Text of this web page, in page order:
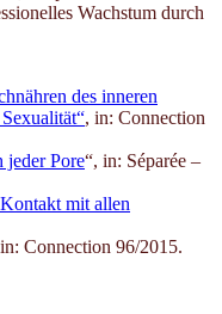
Wachstum durch
des inneren
, in: Connection
jeder Pore“, in: Séparée –
mit allen
Connection 96/2015.